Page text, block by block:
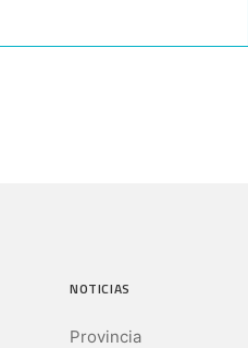
NOTICIAS
Provincia